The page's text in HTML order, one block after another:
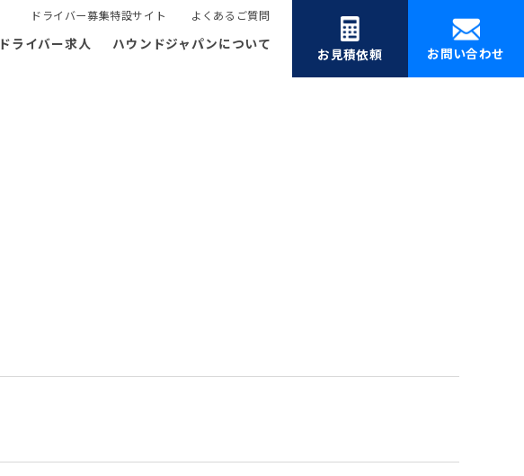
ドライバー募集特設サイト よくあるご質問
ドライバー求人 ハウンドジャパンについて
お見積依頼 お問い合わせ